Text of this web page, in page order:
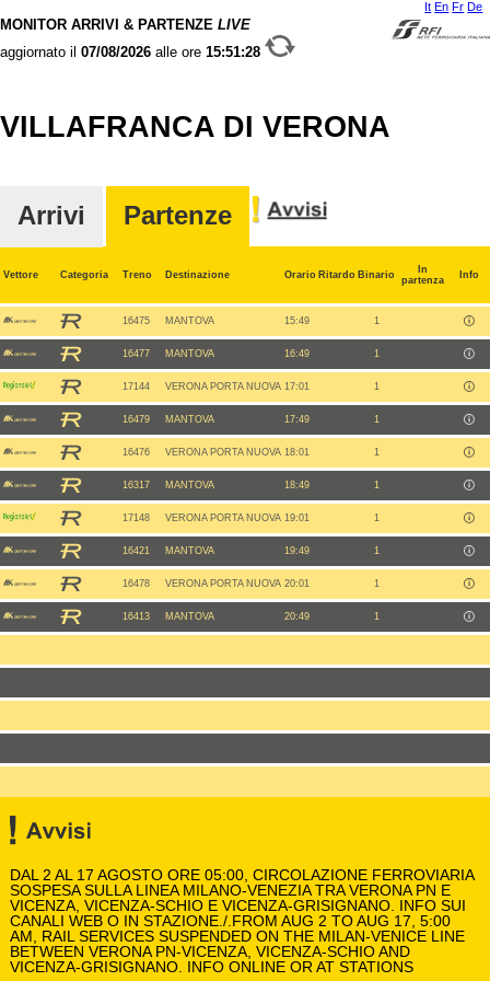
It En Fr De
MONITOR ARRIVI & PARTENZE LIVE
aggiornato il 07/08/2026 alle ore 15:51:28
VILLAFRANCA DI VERONA
Arrivi Partenze
Vettore Categoria Treno Destinazione Orario Ritardo Binario
In
partenza
Info
16475 MANTOVA 15:49 1
16477 MANTOVA 16:49 1
17144 VERONA PORTA NUOVA 17:01 1
16479 MANTOVA 17:49 1
16476 VERONA PORTA NUOVA 18:01 1
16317 MANTOVA 18:49 1
17148 VERONA PORTA NUOVA 19:01 1
16421 MANTOVA 19:49 1
16478 VERONA PORTA NUOVA 20:01 1
16413 MANTOVA 20:49 1
DAL 2 AL 17 AGOSTO ORE 05:00, CIRCOLAZIONE FERROVIARIA
SOSPESA SULLA LINEA MILANO-VENEZIA TRA VERONA PN E
VICENZA, VICENZA-SCHIO E VICENZA-GRISIGNANO. INFO SUI
CANALI WEB O IN STAZIONE./.FROM AUG 2 TO AUG 17, 5:00
AM, RAIL SERVICES SUSPENDED ON THE MILAN-VENICE LINE
BETWEEN VERONA PN-VICENZA, VICENZA-SCHIO AND
VICENZA-GRISIGNANO. INFO ONLINE OR AT STATIONS